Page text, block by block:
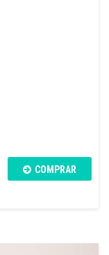
COMPRAR